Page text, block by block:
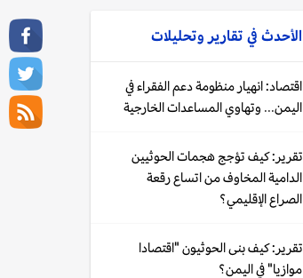
الأحدث فيتقارير وتحليلات
اقتصاد: انهيار منظومة دعم الفقراء في
اليمن... وتهاوي المساعدات الخارجية
تقرير: كيف تؤجج هجمات الحوثيين
الدامية المخاوف من اتساع رقعة
الصراع الإقليمي؟
تقرير: كيف بنى الحوثيون "اقتصادا
موازيا" في اليمن؟